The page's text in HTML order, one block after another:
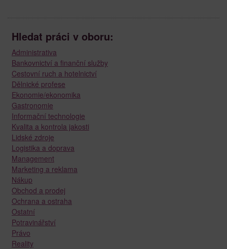
Hledat práci v oboru:
Administrativa
Bankovnictví a finanční služby
Cestovní ruch a hotelnictví
Dělnické profese
Ekonomie/ekonomika
Gastronomie
Informační technologie
Kvalita a kontrola jakosti
Lidské zdroje
Logistika a doprava
Management
Marketing a reklama
Nákup
Obchod a prodej
Ochrana a ostraha
Ostatní
Potravinářství
Právo
Reality